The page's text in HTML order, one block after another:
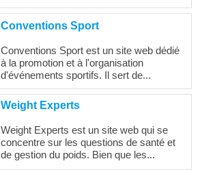
Conventions Sport
Conventions Sport est un site web dédié
à la promotion et à l'organisation
d'événements sportifs. Il sert de...
Weight Experts
Weight Experts est un site web qui se
concentre sur les questions de santé et
de gestion du poids. Bien que les...